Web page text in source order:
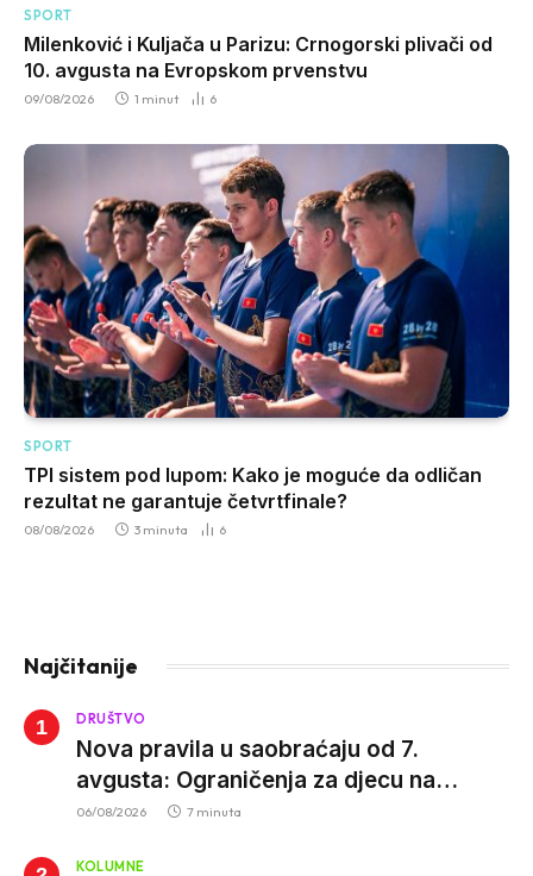
SPORT
Milenković i Kuljača u Parizu: Crnogorski plivači od
10. avgusta na Evropskom prvenstvu
09/08/2026 1 minut 6
SPORT
TPI sistem pod lupom: Kako je moguće da odličan
rezultat ne garantuje četvrtfinale?
08/08/2026 3 minuta 6
Najčitanije
DRUŠTVO
Nova pravila u saobraćaju od 7.
avgusta: Ograničenja za djecu na
trotinetima i mlade vozače, veće kazne
06/08/2026 7 minuta
KOLUMNE